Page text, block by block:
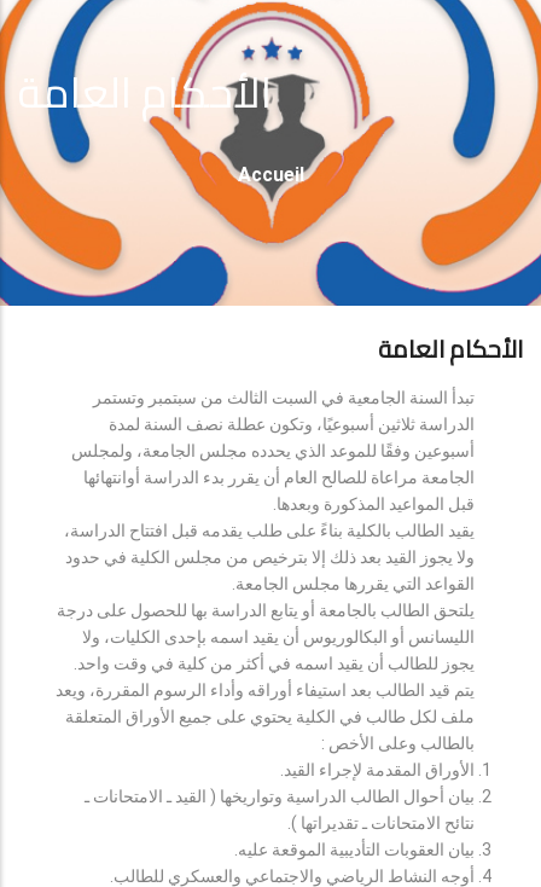
الأحكام العامة
Fil
D'Ariane
Accueil
الأحكام العامة
تبدأ السنة الجامعية في السبت الثالث من سبتمبر وتستمر
الدراسة ثلاثين أسبوعيًا، وتكون عطلة نصف السنة لمدة
أسبوعين وفقًا للموعد الذي يحدده مجلس الجامعة، ولمجلس
الجامعة مراعاة للصالح العام أن يقرر بدء الدراسة أوانتهائها
قبل المواعيد المذكورة وبعدها.
يقيد الطالب بالكلية بناءً على طلب يقدمه قبل افتتاح الدراسة،
ولا يجوز القيد بعد ذلك إلا بترخيص من مجلس الكلية في حدود
القواعد التي يقررها مجلس الجامعة.
يلتحق الطالب بالجامعة أو يتابع الدراسة بها للحصول على درجة
الليسانس أو البكالوريوس أن يقيد اسمه بإحدى الكليات، ولا
يجوز للطالب أن يقيد اسمه في أكثر من كلية في وقت واحد.
يتم قيد الطالب بعد استيفاء أوراقه وأداء الرسوم المقررة، ويعد
ملف لكل طالب في الكلية يحتوي على جميع الأوراق المتعلقة
بالطالب وعلى الأخص :
الأوراق المقدمة لإجراء القيد.
بيان أحوال الطالب الدراسية وتواريخها ( القيد ـ الامتحانات ـ
نتائح الامتحانات ـ تقديراتها ).
بيان العقوبات التأديبية الموقعة عليه.
أوجه النشاط الرياضي والاجتماعي والعسكري للطالب.